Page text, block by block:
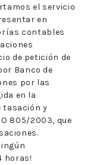
el servicio
en
contables
de petición de
Banco de
por las
en la
tasación y
805/2003, que
horas!